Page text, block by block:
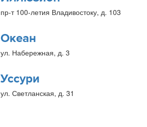
пр-т 100-летия Владивостоку, д. 103
Океан
ул. Набережная, д. 3
Уссури
ул. Светланская, д. 31